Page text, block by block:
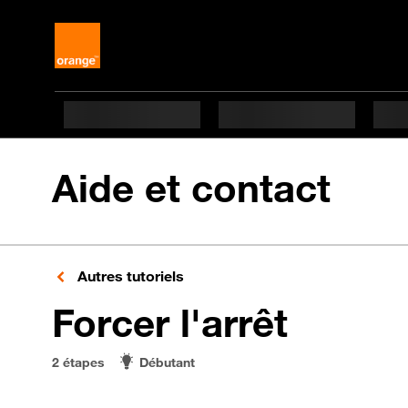
Aide et contact
Autres tutoriels
Forcer l'arrêten 2
2 étapes Débutant